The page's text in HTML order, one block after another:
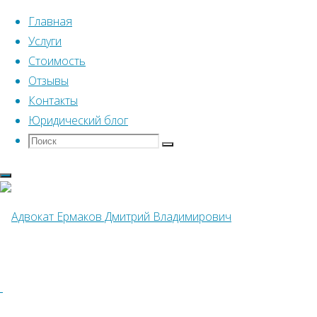
Перейти
содержимому
Главная
Услуги
Стоимость
Отзывы
Контакты
Юридический блог
Поиск
Что
Поиск
Ермаков
Главная
Юридическая Консультация в Томилино
Юридическая
Консультация в